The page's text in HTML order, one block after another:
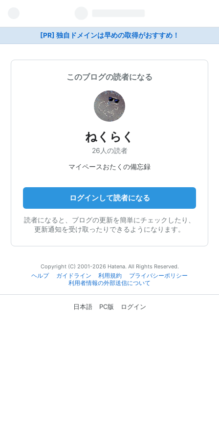
[PR] 独自ドメインは早めの取得がおすすめ！
このブログの読者になる
ねくらく
26人の読者
マイペースおたくの備忘録
ログインして読者になる
読者になると、ブログの更新を簡単にチェックしたり、
更新通知を受け取ったりできるようになります。
Copyright (C) 2001-2026 Hatena. All Rights Reserved.
ヘルプ
ガイドライン 利用規約
プライバシーポリシー
利用者情報の外部送信について
日本語 PC版 ログイン